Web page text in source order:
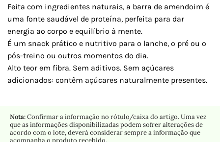
Feita com ingredientes naturais, a barra de amendoim é
uma fonte saudável de proteína, perfeita para dar
energia ao corpo e equilíbrio à mente.
É um snack prático e nutritivo para o lanche, o pré ou o
pós-treino ou outros momentos do dia.
Alto teor em fibra. Sem aditivos. Sem açúcares
adicionados: contêm açúcares naturalmente presentes.
Nota:Confirmar a informação no rótulo/caixa do artigo. Uma vez
que as informações disponibilizadas podem sofrer alterações de
acordo com o lote, deverá considerar sempre a informação que